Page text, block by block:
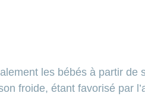
les bébés à partir de
froide, étant favorisé par